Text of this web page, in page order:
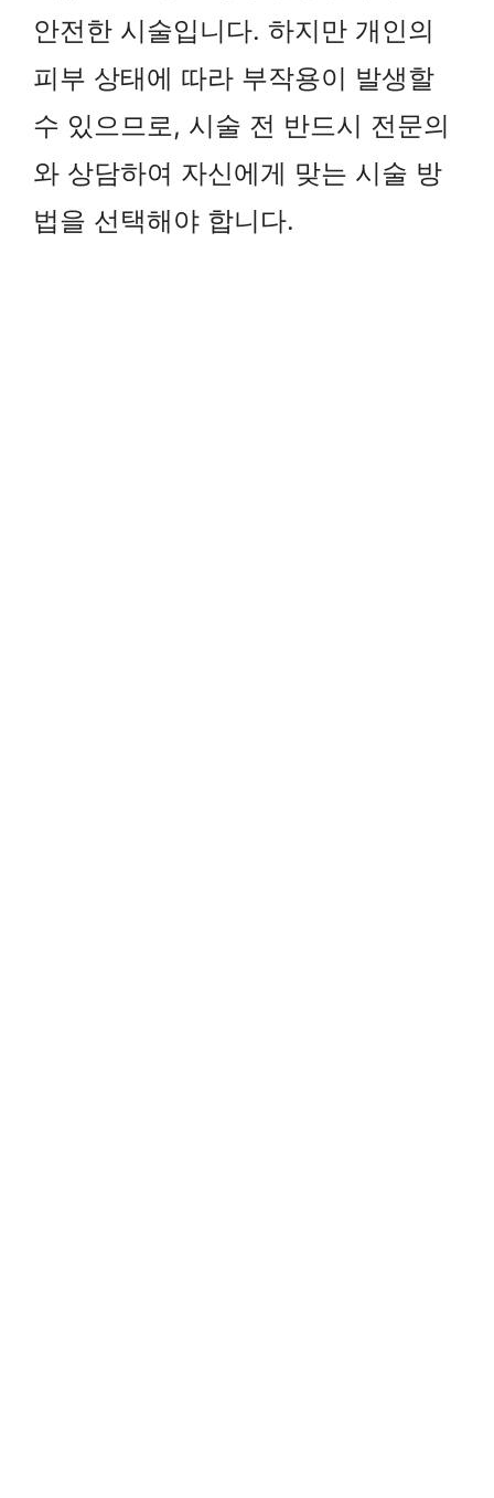
안전한 시술입니다. 하지만 개인의
피부 상태에 따라 부작용이 발생할
수 있으므로, 시술 전 반드시 전문의
와 상담하여 자신에게 맞는 시술 방
법을 선택해야 합니다.